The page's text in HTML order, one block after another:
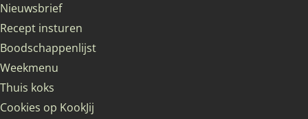
Nieuwsbrief
Recept insturen
Boodschappenlijst
Weekmenu
Thuis koks
Cookies op KookJij